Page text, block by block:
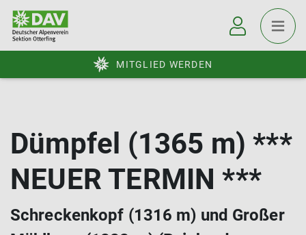
MITGLIED WERDEN
Dümpfel (1365 m) ***
NEUER TERMIN ***
Schreckenkopf (1316 m) und Großer